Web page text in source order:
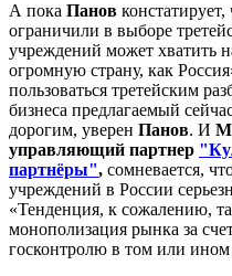
А пока Панов
ограничили в выборе
учреждений может хватить
огромную страну, как
пользоваться третейским
бизнеса предлагаемый
дорогим, уверен Панов. И
управляющий партнер
партнёры", сомневается,
учреждений в России
«Тенденция, к сожалению,
монополизация рынка за
госконтролю в том или ином